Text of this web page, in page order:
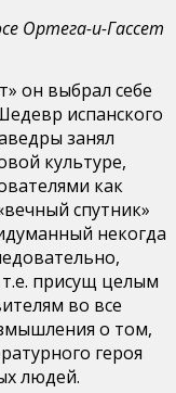
Ортега-и-Гассет
он выбрал себе
испанского
занял
культуре,
как
спутник»
некогда
присущ целым
во все
о том,
героя
людей.